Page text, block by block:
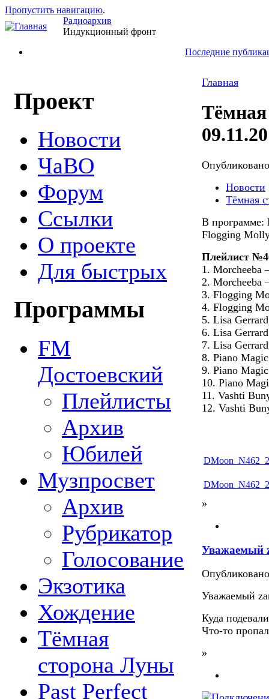
Пропустить навигацию.
Радиоархив
Индукционный фронт
Последние
Проект
Новости
ЧаВО
Форум
Ссылки
О проекте
Для быстрых
Программы
FM
Достоевский
Плейлисты
Архив
Юбилей
Музпросвет
Архив
Рубрикатор
Голосование
Экзотика
Хождение
Тёмная
сторона Луны
Past Perfect
Главная
Новости
Тёмная
В программе:
Flogging
Плейлист
1. Morcheeba
2. Morcheeba
3. Flogging
4. Flogging
5. Lisa
6. Lisa
7. Lisa
8. Piano
9. Piano
10. Piano
11. Vashti
12. Vashti
»
Уважаемый
Уважаемый
Куда
Что-то
»